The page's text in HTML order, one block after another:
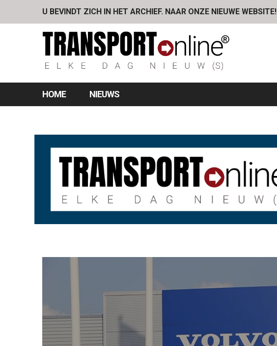
U BEVINDT ZICH IN HET ARCHIEF. NAAR ONZE NIEUWE WEBSITE!
HOME NIEUWS